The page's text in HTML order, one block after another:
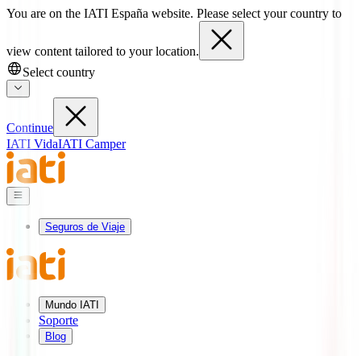
You are on the IATI España website. Please select your country to
view content tailored to your location.
Select country
Continue
IATI VidaIATI Camper
Seguros de Viaje
Mundo IATI
Soporte
Blog